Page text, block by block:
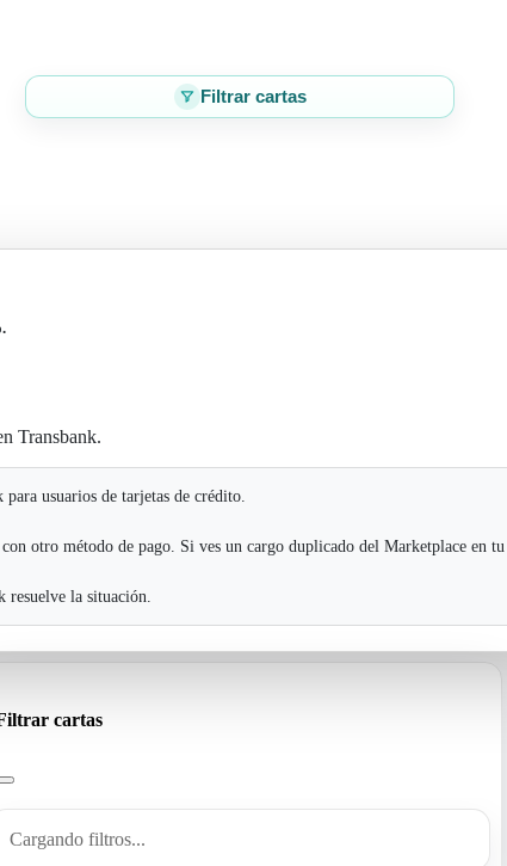
Filtrar cartas
Transbank.
usuarios de tarjetas de crédito.
otro método de pago. Si ves un cargo duplicado del Marketplace en
resuelve la situación.
cartas
Cargando filtros...